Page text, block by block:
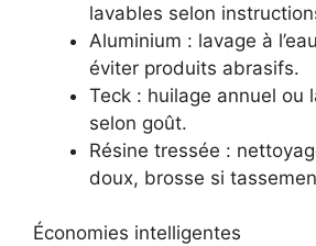
lavables selon
Aluminium : lavage à
éviter produits abrasifs.
Teck : huilage annuel ou
selon goût.
Résine tressée :
doux, brosse si
Économies intelligentes